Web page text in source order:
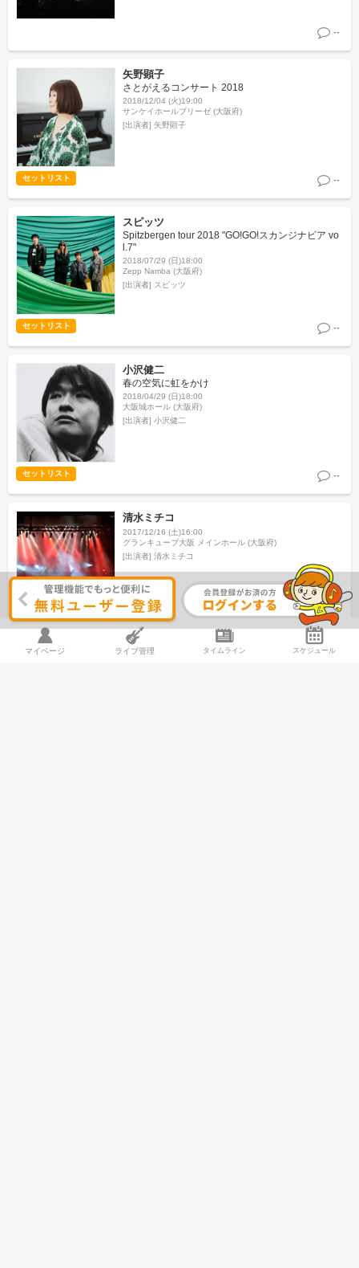
--
矢野顕子
さとがえるコンサート 2018
2018/12/04 (火)19:00
サンケイホールブリーゼ (大阪府)
[出演者] 矢野顕子
セットリスト --
スピッツ
Spitzbergen tour 2018 "GO!GO!スカンジナビア vo
l.7"
2018/07/29 (日)18:00
Zepp Namba (大阪府)
[出演者] スピッツ
セットリスト --
小沢健二
春の空気に虹をかけ
2018/04/29 (日)18:00
大阪城ホール (大阪府)
[出演者] 小沢健二
セットリスト --
清水ミチコ
2017/12/16 (土)16:00
グランキューブ大阪 メインホール (大阪府)
[出演者] 清水ミチコ
レビュー 1
マイページ ライブ管理 タイムライン スケジュール